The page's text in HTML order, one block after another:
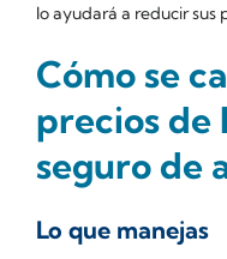
lo ayudará a reducir sus
Cómo se
precios de
seguro de
Lo que manejas